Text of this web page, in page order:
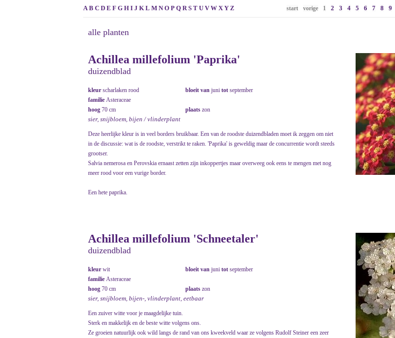
A B C D E F G H I J K L M N O P Q R S T U V W X Y Z start vorige 1 2 3 4 5 6 7 8 9
alle planten
Achillea millefolium 'Paprika'
duizendblad
kleur scharlaken rood bloeit van juni tot september
familie Asteraceae
hoog 70 cm plaats zon
sier, snijbloem, bijen / vlinderplant
Deze heerlijke kleur is in veel borders bruikbaar. Een van de roodste duizendbladen moet ik zeggen om niet
in de discussie: wat is de roodste, verstrikt te raken. 'Paprika' is geweldig maar de concurrentie wordt steeds
grootser.
Salvia nemerosa en Perovskia ernaast zetten zijn inkoppertjes maar overweeg ook eens te mengen met nog
meer rood voor een vurige border.
Een hete paprika.
Achillea millefolium 'Schneetaler'
duizendblad
kleur wit bloeit van juni tot september
familie Asteraceae
hoog 70 cm plaats zon
sier, snijbloem, bijen-, vlinderplant, eetbaar
Een zuiver witte voor je maagdelijke tuin.
Sterk en makkelijk en de beste witte volgens ons.
Ze groeien natuurlijk ook wild langs de rand van ons kweekveld waar ze volgens Rudolf Steiner een zeer